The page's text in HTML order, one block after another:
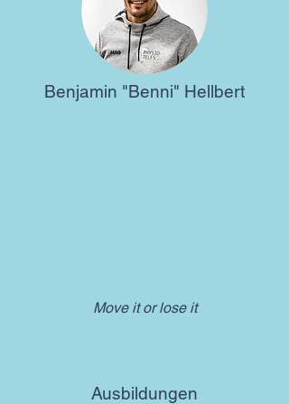
Benjamin "Benni" Hellbert
Move it or lose it
Ausbildungen